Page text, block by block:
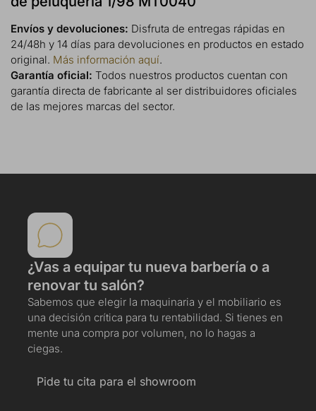
Envíos y devoluciones: Disfruta de entregas rápidas en
24/48h y 14 días para devoluciones en productos en estado
original. Más información aquí.
Garantía oficial: Todos nuestros productos cuentan con
garantía directa de fabricante al ser distribuidores oficiales
de las mejores marcas del sector.
¿Vas a equipar tu nueva barbería o a
renovar tu salón?
Sabemos que elegir la maquinaria y el mobiliario es
una decisión crítica para tu rentabilidad. Si tienes en
mente una compra por volumen, no lo hagas a
ciegas.
Pide tu cita para el showroom